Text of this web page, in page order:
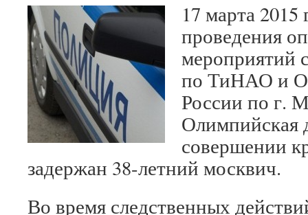
17 марта 2015
проведения
мероприятий
по ТиНАО и
России по г.
Олимпийская
совершении
задержан 38-летний москвич.
Во время следственных